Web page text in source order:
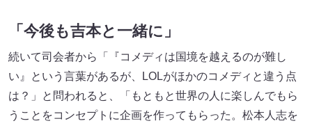
「今後も吉本と一緒に」
続いて司会者から「『コメディは国境を越えるのが難し
い』という言葉があるが、LOLがほかのコメディと違う点
は？」と問われると、「もともと世界の人に楽しんでもら
うことをコンセプトに企画を作ってもらった。松本人志を